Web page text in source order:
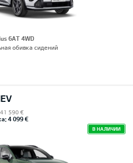
6AT 4WD
обивка сидений
590 €
4 099 €
В НАЛИЧИИ